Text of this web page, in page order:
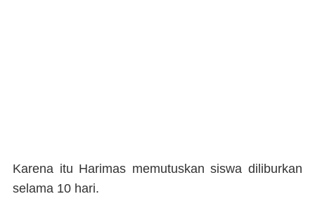
Karena itu Harimas memutuskan siswa diliburkan
selama 10 hari.